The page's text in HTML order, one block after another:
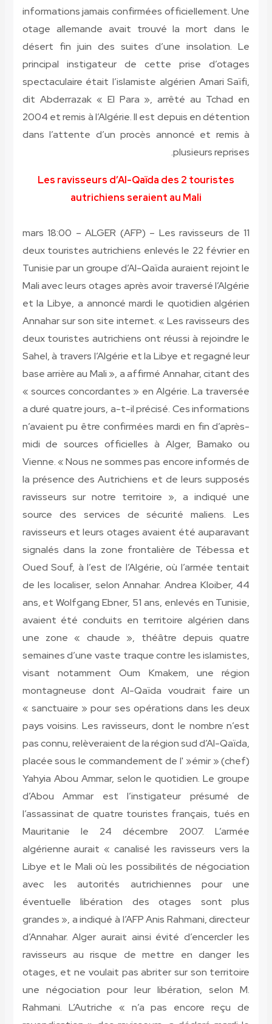
informations jamais confirmées officiellement. Une
otage allemande avait trouvé la mort dans le
désert fin juin des suites d’une insolation. Le
principal instigateur de cette prise d’otages
spectaculaire était l’islamiste algérien Amari Saïfi,
dit Abderrazak « El Para », arrêté au Tchad en
2004 et remis à l’Algérie. Il est depuis en détention
dans l’attente d’un procès annoncé et remis à
plusieurs reprises.
Les ravisseurs d’Al-Qaïda des 2 touristes
autrichiens seraient au Mali
11 mars 18:00 – ALGER (AFP) – Les ravisseurs de
deux touristes autrichiens enlevés le 22 février en
Tunisie par un groupe d’Al-Qaïda auraient rejoint le
Mali avec leurs otages après avoir traversé l’Algérie
et la Libye, a annoncé mardi le quotidien algérien
Annahar sur son site internet. « Les ravisseurs des
deux touristes autrichiens ont réussi à rejoindre le
Sahel, à travers l’Algérie et la Libye et regagné leur
base arrière au Mali », a affirmé Annahar, citant des
« sources concordantes » en Algérie. La traversée
a duré quatre jours, a-t-il précisé. Ces informations
n’avaient pu être confirmées mardi en fin d’après-
midi de sources officielles à Alger, Bamako ou
Vienne. « Nous ne sommes pas encore informés de
la présence des Autrichiens et de leurs supposés
ravisseurs sur notre territoire », a indiqué une
source des services de sécurité maliens. Les
ravisseurs et leurs otages avaient été auparavant
signalés dans la zone frontalière de Tébessa et
Oued Souf, à l’est de l’Algérie, où l’armée tentait
de les localiser, selon Annahar. Andrea Kloiber, 44
ans, et Wolfgang Ebner, 51 ans, enlevés en Tunisie,
avaient été conduits en territoire algérien dans
une zone « chaude », théâtre depuis quatre
semaines d’une vaste traque contre les islamistes,
visant notamment Oum Kmakem, une région
montagneuse dont Al-Qaïda voudrait faire un
« sanctuaire » pour ses opérations dans les deux
pays voisins. Les ravisseurs, dont le nombre n’est
pas connu, relèveraient de la région sud d’Al-Qaïda,
placée sous le commandement de l' »émir » (chef)
Yahyia Abou Ammar, selon le quotidien. Le groupe
d’Abou Ammar est l’instigateur présumé de
l’assassinat de quatre touristes français, tués en
Mauritanie le 24 décembre 2007. L’armée
algérienne aurait « canalisé les ravisseurs vers la
Libye et le Mali où les possibilités de négociation
avec les autorités autrichiennes pour une
éventuelle libération des otages sont plus
grandes », a indiqué à l’AFP Anis Rahmani, directeur
d’Annahar. Alger aurait ainsi évité d’encercler les
ravisseurs au risque de mettre en danger les
otages, et ne voulait pas abriter sur son territoire
une négociation pour leur libération, selon M.
Rahmani. L’Autriche « n’a pas encore reçu de